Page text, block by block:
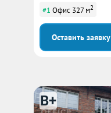
#1 Офис 327 м2
Оставить заявку
B+